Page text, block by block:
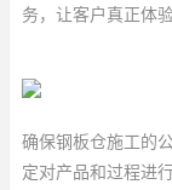
务，让客户真正体
确保钢板仓施工的
定对产品和过程进